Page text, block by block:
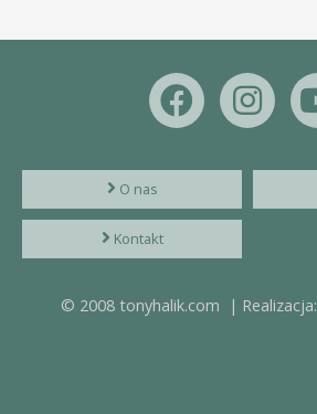
O nas
Kontakt
© 2008 tonyhalik.com | Realizacja: